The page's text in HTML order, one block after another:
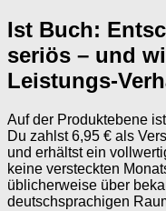
Ist Buch:
seriös – und
Leistungs-
Auf der Produktebene
Du zahlst 6,95 € als
und erhältst ein
keine versteckten
üblicherweise über
deutschsprachigen